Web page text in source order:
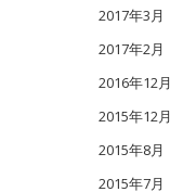
2017年3月
2017年2月
2016年12月
2015年12月
2015年8月
2015年7月